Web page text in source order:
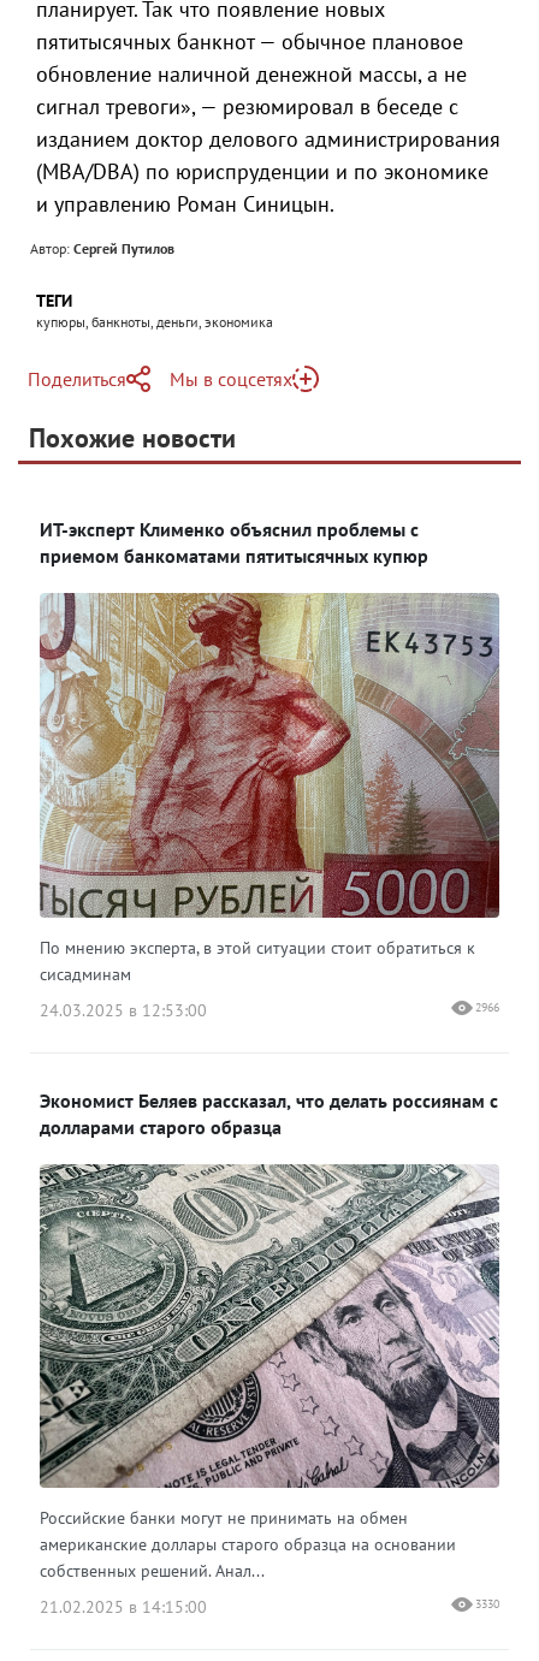
планирует. Так что появление новых
пятитысячных банкнот — обычное плановое
обновление наличной денежной массы, а не
сигнал тревоги», — резюмировал в беседе с
изданием доктор делового администрирования
(MBA/DBA) по юриспруденции и по экономике
и управлению Роман Синицын.
Автор: Сергей Путилов
ТЕГИ
купюры, банкноты, деньги, экономика
Поделиться
Telegram
Одноклассники
Мы в соцсетях
Яндекс Дзен
Похожие новости
ИТ-эксперт Клименко объяснил проблемы с
приемом банкоматами пятитысячных купюр
По мнению эксперта, в этой ситуации стоит обратиться к
сисадминам
24.03.2025 в 12:53:00
2966
Экономист Беляев рассказал, что делать россиянам с
долларами старого образца
Российские банки могут не принимать на обмен
американские доллары старого образца на основании
собственных решений. Анал...
21.02.2025 в 14:15:00
3330